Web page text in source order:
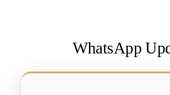
WhatsApp